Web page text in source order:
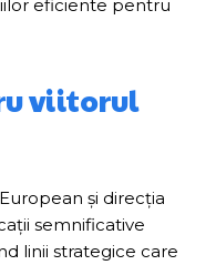
eficiente pentru
viitorul
și direcția
semnificative
linii strategice care